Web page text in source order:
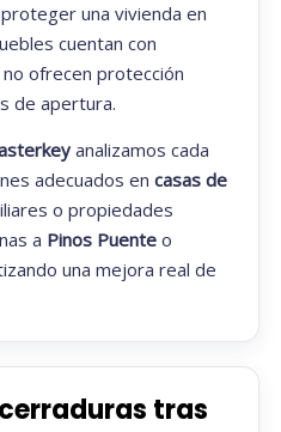
una vivienda en
cuentan con
ofrecen protección
de apertura.
analizamos cada
adecuados en casas de
o propiedades
a Pinos Puenteo
una mejora real de
tras